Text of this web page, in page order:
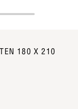
180 X 210